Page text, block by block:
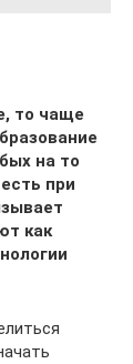
то чаще
на то
при
как